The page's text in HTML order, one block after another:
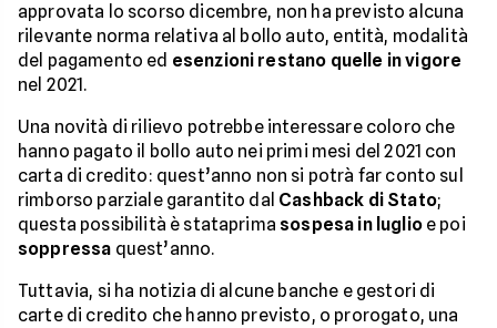
approvata lo scorso dicembre, non ha previsto alcuna
rilevante norma relativa al bollo auto, entità, modalità
del pagamento ed esenzioni restano quelle in vigore
nel 2021.
Una novità di rilievo potrebbe interessare coloro che
hanno pagato il bollo auto nei primi mesi del 2021 con
carta di credito: quest’anno non si potrà far conto sul
rimborso parziale garantito dal Cashback di Stato;
questa possibilità è stataprima sospesa in luglioe poi
soppressa quest’anno.
Tuttavia, si ha notizia di alcune banche e gestori di
carte di credito che hanno previsto, o prorogato, una